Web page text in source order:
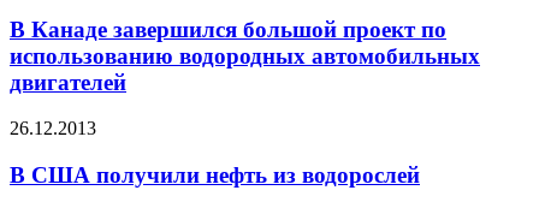
В Канаде завершился большой проект по
использованию водородных автомобильных
двигателей
26.12.2013
В США получили нефть из водорослей